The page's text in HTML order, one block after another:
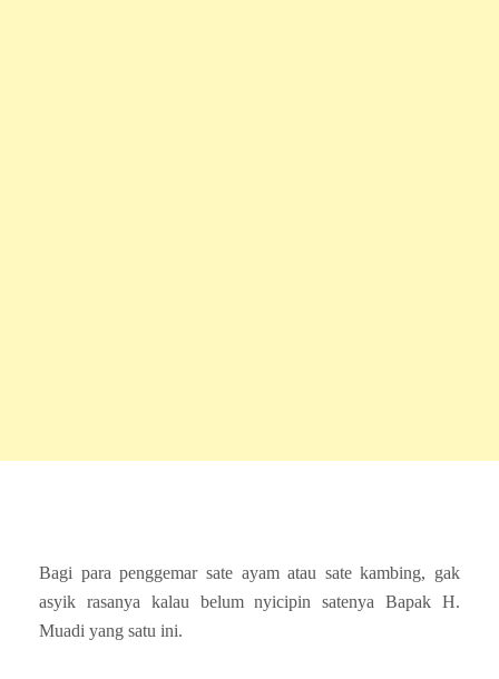
Bagi para penggemar sate ayam atau sate kambing, gak
asyik rasanya kalau belum nyicipin satenya Bapak H.
Muadi yang satu ini.